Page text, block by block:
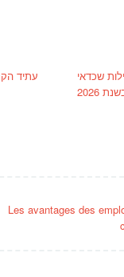
עתיד
שכדאי
2026
Les avantages des